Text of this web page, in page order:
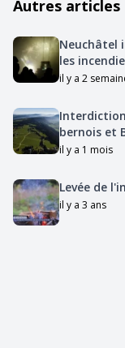
Autres articles
Neuchâtel
les
il y a 2
bernois et
il y a 1 mois
Levée de
il y a 3 ans